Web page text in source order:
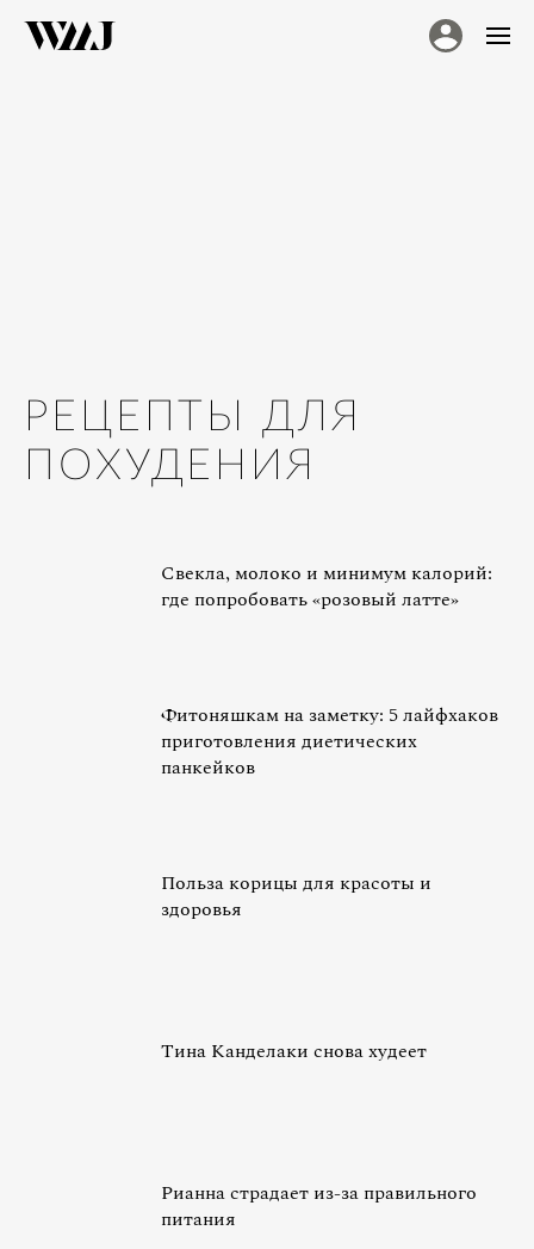
РЕЦЕПТЫ ДЛЯ
ПОХУДЕНИЯ
Свекла, молоко и минимум калорий:
где попробовать «розовый латте»
Фитоняшкам на заметку: 5 лайфхаков
приготовления диетических
панкейков
Польза корицы для красоты и
здоровья
Тина Канделаки снова худеет
Рианна страдает из-за правильного
питания